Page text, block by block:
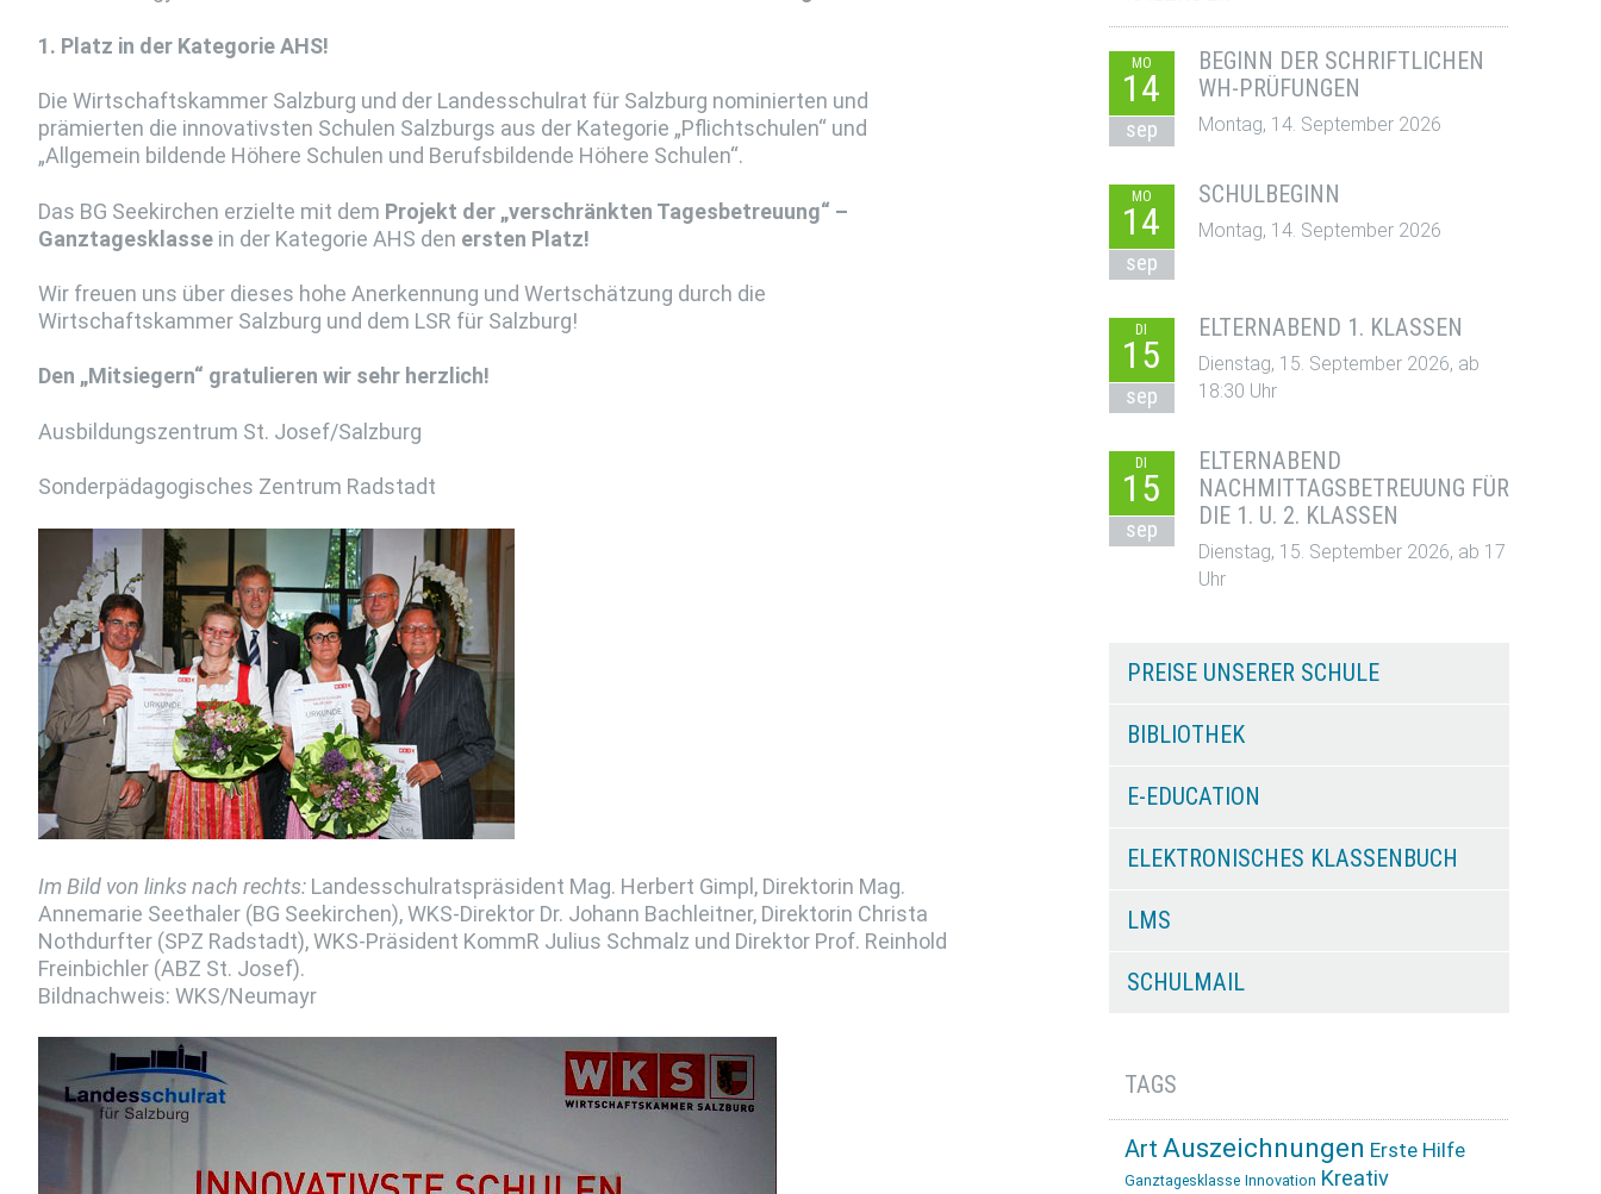
1. Platz in der Kategorie AHS!
Die Wirtschaftskammer Salzburg und der Landesschulrat für Salzburg nominierten und
prämierten die innovativsten Schulen Salzburgs aus der Kategorie „Pflichtschulen“ und
„Allgemein bildende Höhere Schulen und Berufsbildende Höhere Schulen“.
Das BG Seekirchen erzielte mit dem Projekt der „verschränkten Tagesbetreuung“ –
Ganztagesklasse in der Kategorie AHS den ersten Platz!
Wir freuen uns über dieses hohe Anerkennung und Wertschätzung durch die
Wirtschaftskammer Salzburg und dem LSR für Salzburg!
Den „Mitsiegern“ gratulieren wir sehr herzlich!
Ausbildungszentrum St. Josef/Salzburg
Sonderpädagogisches Zentrum Radstadt
Im Bild von links nach rechts: Landesschulratspräsident Mag. Herbert Gimpl, Direktorin Mag.
Annemarie Seethaler (BG Seekirchen), WKS-Direktor Dr. Johann Bachleitner, Direktorin Christa
Nothdurfter (SPZ Radstadt), WKS-Präsident KommR Julius Schmalz und Direktor Prof. Reinhold
Freinbichler (ABZ St. Josef).
Bildnachweis: WKS/Neumayr
MO
14
sep
BEGINN DER SCHRIFTLICHEN
WH-PRÜFUNGEN
Montag, 14. September 2026
MO
14
sep
SCHULBEGINN
Montag, 14. September 2026
DI
15
sep
ELTERNABEND 1. KLASSEN
Dienstag, 15. September 2026, ab
18:30 Uhr
DI
15
sep
ELTERNABEND
NACHMITTAGSBETREUUNG FÜR
DIE 1. U. 2. KLASSEN
Dienstag, 15. September 2026, ab 17
Uhr
PREISE UNSERER SCHULE
BIBLIOTHEK
E-EDUCATION
ELEKTRONISCHES KLASSENBUCH
LMS
SCHULMAIL
TAGS
Art Auszeichnungen Erste Hilfe
Ganztagesklasse Innovation Kreativ